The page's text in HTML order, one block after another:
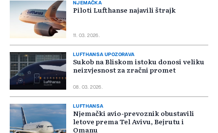
NJEMAČKA
Piloti Lufthanse najavili štrajk
11. 03. 2026.
LUFTHANSA UPOZORAVA
Sukob na Bliskom istoku donosi veliku
neizvjesnost za zračni promet
08. 03. 2026.
LUFTHANSA
Njemački avio-prevoznik obustavili
letove prema Tel Avivu, Bejrutu i
Omanu